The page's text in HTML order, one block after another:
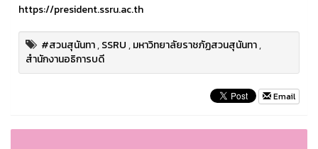
https://president.ssru.ac.th
#สวนสุนันทา,SSRU,มหาวิทยาลัยราชภัฏสวนสุนันทา,
สำนักงานอธิการบดี
Email